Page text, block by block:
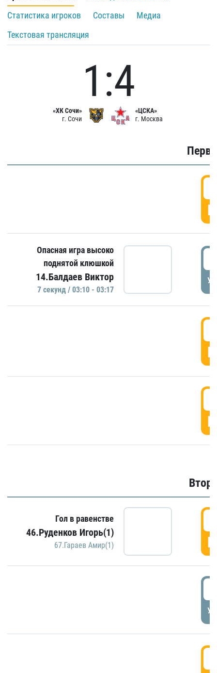
Статистика игроков
Составы
Медиа
Текстовая трансляция
«ХК Сочи»
г. Сочи
1:4
«ЦСКА»
г. Москва
Опасная игра высоко
поднятой клюшкой
14.Балдаев Виктор
7 секунд / 03:10 - 03:17
Гол в равенстве
46.Руденков Игорь(1)
67.Гараев Амир(1)